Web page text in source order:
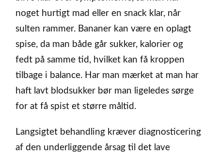
noget hurtigt mad eller en snack klar, når
sulten rammer. Bananer kan være en oplagt
spise, da man både går sukker, kalorier og
fedt på samme tid, hvilket kan få kroppen
tilbage i balance. Har man mærket at man har
haft lavt blodsukker bør man ligeledes sørge
for at få spist et større måltid.
Langsigtet behandling kræver diagnosticering
af den underliggende årsag til det lave